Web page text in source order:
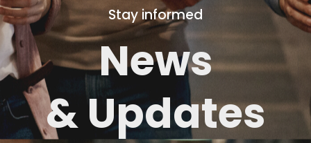
Stay informed
News
& Updates